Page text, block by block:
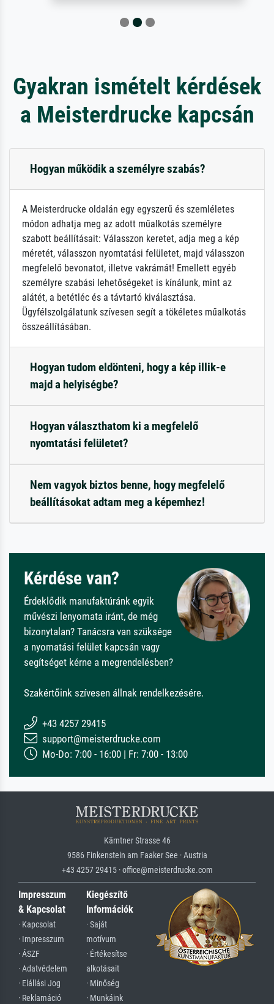
Gyakran ismételt kérdések
a Meisterdrucke kapcsán
Hogyan működik a személyre szabás?
A Meisterdrucke oldalán egy egyszerű és szemléletes
módon adhatja meg az adott műalkotás személyre
szabott beállításait: Válasszon keretet, adja meg a kép
méretét, válasszon nyomtatási felületet, majd válasszon
megfelelő bevonatot, illetve vakrámát! Emellett egyéb
személyre szabási lehetőségeket is kínálunk, mint az
alátét, a betétléc és a távtartó kiválasztása.
Ügyfélszolgálatunk szívesen segít a tökéletes műalkotás
összeállításában.
Hogyan tudom eldönteni, hogy a kép illik-e
majd a helyiségbe?
Hogyan választhatom ki a megfelelő
nyomtatási felületet?
Nem vagyok biztos benne, hogy megfelelő
beállításokat adtam meg a képemhez!
Kérdése van?
Érdeklődik manufaktúránk egyik
művészi lenyomata iránt, de még
bizonytalan? Tanácsra van szüksége
a nyomatási felület kapcsán vagy
segítséget kérne a megrendelésben?
Szakértőink szívesen állnak rendelkezésére.
+43 4257 29415
support@meisterdrucke.com
Mo-Do: 7:00 - 16:00 | Fr: 7:00 - 13:00
Kärntner Strasse 46
9586 Finkenstein am Faaker See · Austria
+43 4257 29415 · office@meisterdrucke.com
Impresszum
& Kapcsolat
· Kapcsolat
· Impresszum
· ÁSZF
· Adatvédelem
· Elállási Jog
· Reklamáció
Kiegészítő
Információk
· Saját
motívum
· Értékesítse
alkotásait
· Minőség
· Munkáink